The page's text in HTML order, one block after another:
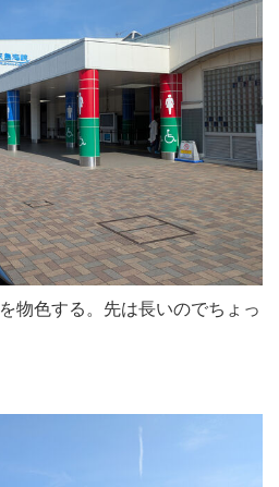
物色する。先は長いのでちょっ